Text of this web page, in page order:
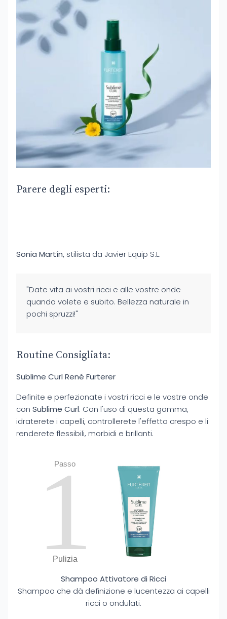
Parere degli esperti:
Sonia Martín, stilista da Javier Equip S.L.
"Date vita ai vostri ricci e alle vostre onde
quando volete e subito. Bellezza naturale in
pochi spruzzi!"
Routine Consigliata:
Sublime Curl René Furterer
Definite e perfezionate i vostri ricci e le vostre onde
con Sublime Curl. Con l'uso di questa gamma,
idraterete i capelli, controllerete l'effetto crespo e li
renderete flessibili, morbidi e brillanti.
Passo
1
Pulizia
Shampoo Attivatore di Ricci
Shampoo che dà definizione e lucentezza ai capelli
ricci o ondulati.